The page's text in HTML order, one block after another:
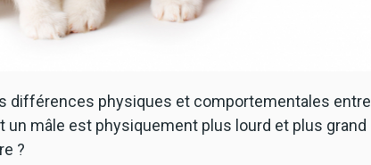
différences physiques et comportementales entre
mâle est physiquement plus lourd et plus grand
?